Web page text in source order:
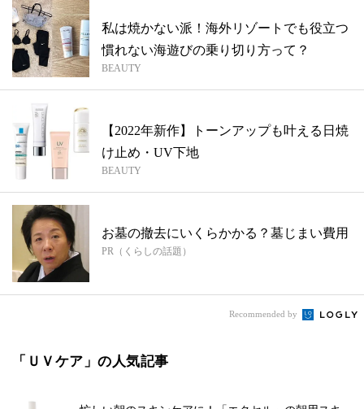
私は焼かない派！海外リゾートでも役立つ
慣れない海遊びの乗り切り方って？
BEAUTY
【2022年新作】トーンアップも叶える日焼
け止め・UV下地
BEAUTY
お墓の撤去にいくらかかる？墓じまい費用
PR（くらしの話題）
Recommended by
「ＵＶケア」の人気記事